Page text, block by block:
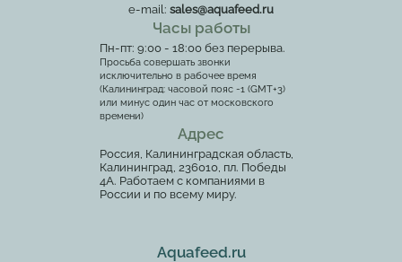
e-mail: sales@aquafeed.ru
Часы работы
Пн-пт: 9:00 - 18:00 без перерыва.
Просьба совершать звонки
исключительно в рабочее время
(Калининград: часовой пояс -1 (GMT+3)
или минус один час от московского
времени)
Адрес
Россия, Калининградская область,
Калининград, 236010, пл. Победы
4А. Работаем с компаниями в
России и по всему миру.
Aquafeed.ru